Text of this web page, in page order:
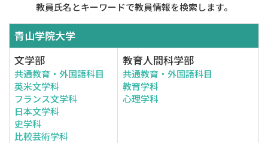
教員氏名とキーワードで教員情報を検索します。
青山学院大学
文学部
共通教育・外国語科目
英米文学科
フランス文学科
日本文学科
史学科
比較芸術学科
教育人間科学部
共通教育・外国語科目
教育学科
心理学科